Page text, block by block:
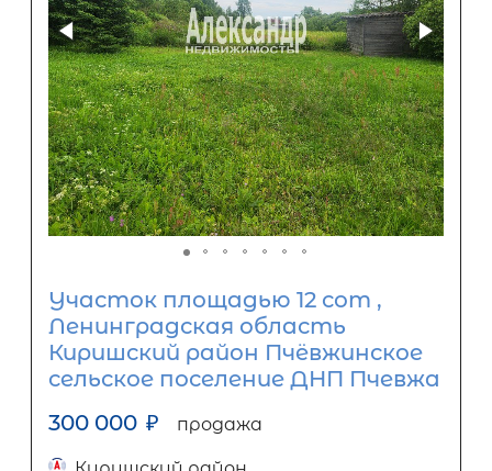
Участок площадью 12 сот ,
Ленинградская область
Киришский район Пчёвжинское
сельское поселение ДНП Пчевжа
300 000 ₽ продажа